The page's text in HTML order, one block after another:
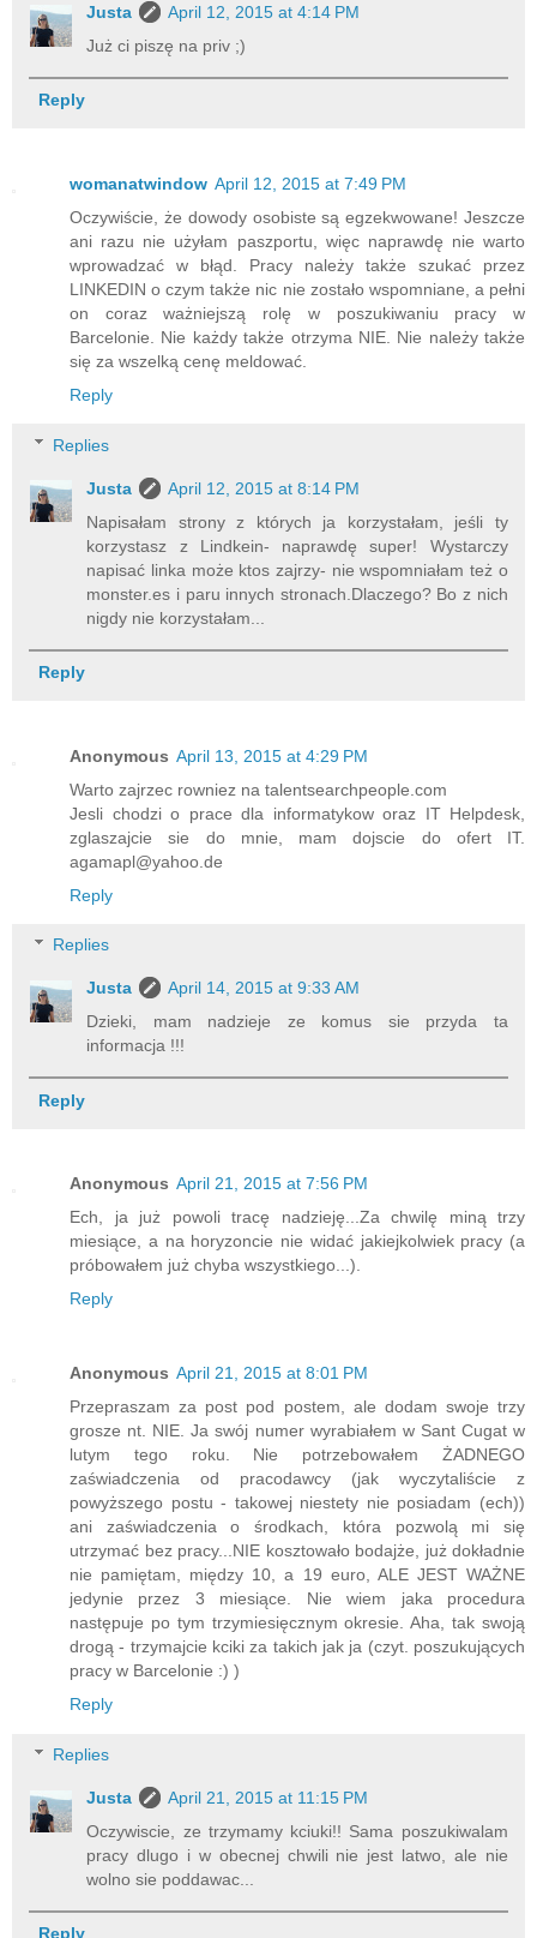
Justa
April 12, 2015 at 4:14 PM
Już ci piszę na priv ;)
Reply
womanatwindow April 12, 2015 at 7:49 PM
Oczywiście, że dowody osobiste są egzekwowane! Jeszcze
ani razu nie użyłam paszportu, więc naprawdę nie warto
wprowadzać w błąd. Pracy należy także szukać przez
LINKEDIN o czym także nic nie zostało wspomniane, a pełni
on coraz ważniejszą rolę w poszukiwaniu pracy w
Barcelonie. Nie każdy także otrzyma NIE. Nie należy także
się za wszelką cenę meldować.
Reply
Replies
Justa
April 12, 2015 at 8:14 PM
Napisałam strony z których ja korzystałam, jeśli ty
korzystasz z Lindkein- naprawdę super! Wystarczy
napisać linka może ktos zajrzy- nie wspomniałam też o
monster.es i paru innych stronach.Dlaczego? Bo z nich
nigdy nie korzystałam...
Reply
Anonymous April 13, 2015 at 4:29 PM
Warto zajrzec rowniez na talentsearchpeople.com
Jesli chodzi o prace dla informatykow oraz IT Helpdesk,
zglaszajcie sie do mnie, mam dojscie do ofert IT.
agamapl@yahoo.de
Reply
Replies
Justa
April 14, 2015 at 9:33 AM
Dzieki, mam nadzieje ze komus sie przyda ta
informacja !!!
Reply
Anonymous April 21, 2015 at 7:56 PM
Ech, ja już powoli tracę nadzieję...Za chwilę miną trzy
miesiące, a na horyzoncie nie widać jakiejkolwiek pracy (a
próbowałem już chyba wszystkiego...).
Reply
Anonymous April 21, 2015 at 8:01 PM
Przepraszam za post pod postem, ale dodam swoje trzy
grosze nt. NIE. Ja swój numer wyrabiałem w Sant Cugat w
lutym tego roku. Nie potrzebowałem ŻADNEGO
zaświadczenia od pracodawcy (jak wyczytaliście z
powyższego postu - takowej niestety nie posiadam (ech))
ani zaświadczenia o środkach, która pozwolą mi się
utrzymać bez pracy...NIE kosztowało bodajże, już dokładnie
nie pamiętam, między 10, a 19 euro, ALE JEST WAŻNE
jedynie przez 3 miesiące. Nie wiem jaka procedura
następuje po tym trzymiesięcznym okresie. Aha, tak swoją
drogą - trzymajcie kciki za takich jak ja (czyt. poszukujących
pracy w Barcelonie :) )
Reply
Replies
Justa
April 21, 2015 at 11:15 PM
Oczywiscie, ze trzymamy kciuki!! Sama poszukiwalam
pracy dlugo i w obecnej chwili nie jest latwo, ale nie
wolno sie poddawac...
Reply